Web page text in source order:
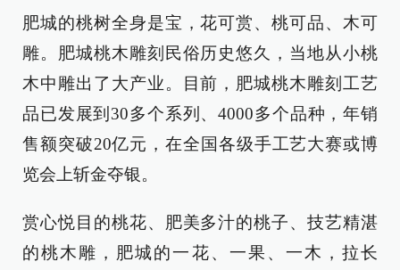
肥城的桃树全身是宝，花可赏、桃可品、木可
雕。肥城桃木雕刻民俗历史悠久，当地从小桃
木中雕出了大产业。目前，肥城桃木雕刻工艺
品已发展到30多个系列、4000多个品种，年销
售额突破20亿元，在全国各级手工艺大赛或博
览会上斩金夺银。
赏心悦目的桃花、肥美多汁的桃子、技艺精湛
的桃木雕，肥城的一花、一果、一木，拉长